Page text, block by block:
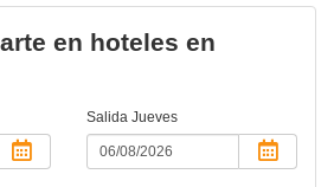
en hoteles en
Salida Jueves